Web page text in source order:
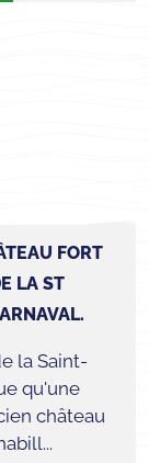
FORT
LA ST
la Saint-
qu'une
château